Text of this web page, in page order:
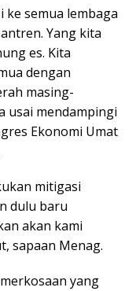
ke semua lembaga
Yang kita
es. Kita
dengan
masing-
usai mendampingi
Ekonomi Umat
mitigasi
dulu baru
akan kami
sapaan Menag.
yang